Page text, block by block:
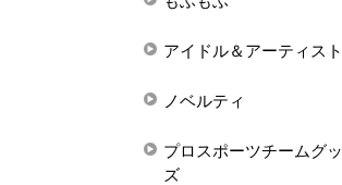
アイドル＆アーティスト
ノベルティ
プロスポーツチームグッ
ズ